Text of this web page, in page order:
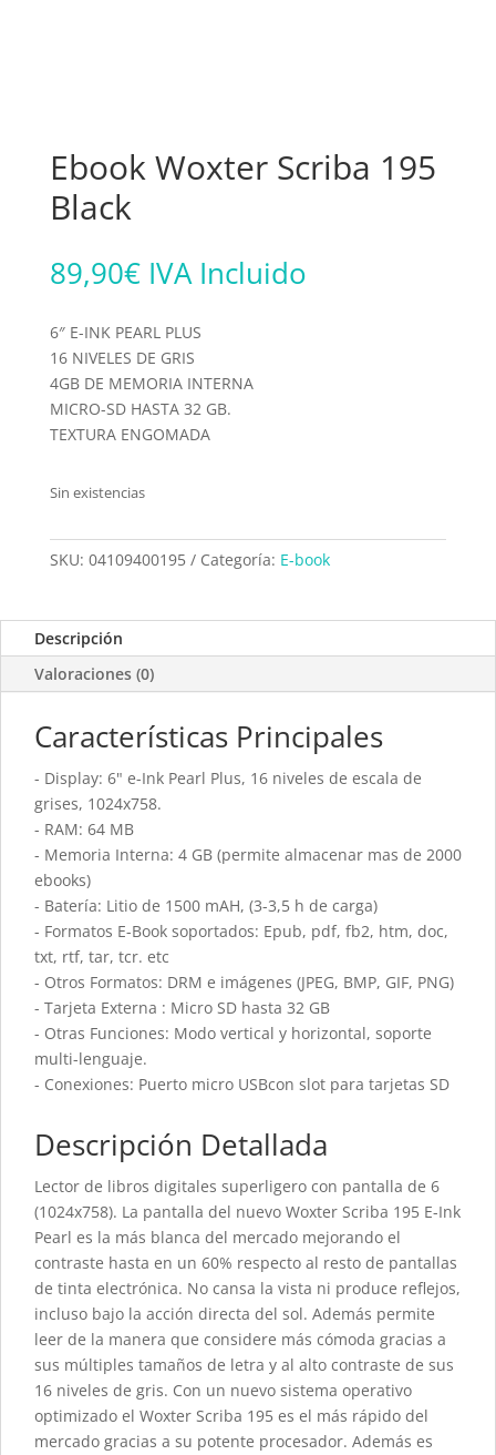
Ebook Woxter Scriba 195
Black
89,90€ IVA Incluido
6″ E-INK PEARL PLUS
16 NIVELES DE GRIS
4GB DE MEMORIA INTERNA
MICRO-SD HASTA 32 GB.
TEXTURA ENGOMADA
Sin existencias
SKU: 04109400195 Categoría: E-book
Descripción
Valoraciones (0)
Características Principales
- Display: 6" e-Ink Pearl Plus, 16 niveles de escala de
grises, 1024x758.
- RAM: 64 MB
- Memoria Interna: 4 GB (permite almacenar mas de 2000
ebooks)
- Batería: Litio de 1500 mAH, (3-3,5 h de carga)
- Formatos E-Book soportados: Epub, pdf, fb2, htm, doc,
txt, rtf, tar, tcr. etc
- Otros Formatos: DRM e imágenes (JPEG, BMP, GIF, PNG)
- Tarjeta Externa : Micro SD hasta 32 GB
- Otras Funciones: Modo vertical y horizontal, soporte
multi-lenguaje.
- Conexiones: Puerto micro USBcon slot para tarjetas SD
Descripción Detallada
Lector de libros digitales superligero con pantalla de 6
(1024x758). La pantalla del nuevo Woxter Scriba 195 E-Ink
Pearl es la más blanca del mercado mejorando el
contraste hasta en un 60% respecto al resto de pantallas
de tinta electrónica. No cansa la vista ni produce reflejos,
incluso bajo la acción directa del sol. Además permite
leer de la manera que considere más cómoda gracias a
sus múltiples tamaños de letra y al alto contraste de sus
16 niveles de gris. Con un nuevo sistema operativo
optimizado el Woxter Scriba 195 es el más rápido del
mercado gracias a su potente procesador. Además es